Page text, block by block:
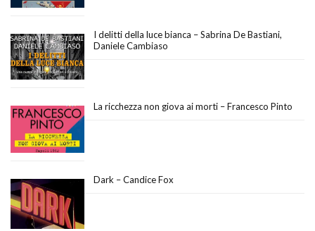
I delitti della luce bianca – Sabrina De Bastiani,
Daniele Cambiaso
La ricchezza non giova ai morti – Francesco Pinto
Dark – Candice Fox